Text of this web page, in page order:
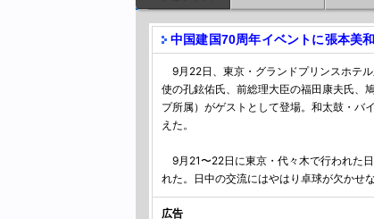
中国建国70周年イベントに張本美
9月22日、東京・グランドプリンスホテ
使の孔鉉佑氏、前総理大臣の福田康夫氏、
プ所属）がゲストとして登場。和太鼓・バ
えた。
9月21〜22日に東京・代々木で行われた
れた。日中の交流にはやはり卓球が欠かせ
広告